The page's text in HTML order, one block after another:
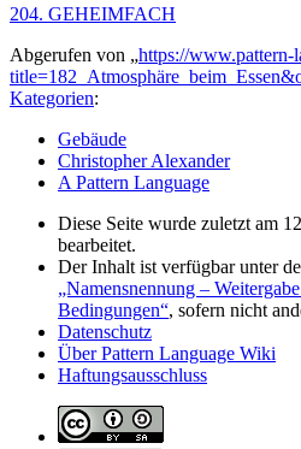
204. GEHEIMFACH
Abgerufen von „https://www.pattern-
Kategorien:
Gebäude
Christopher Alexander
A Pattern Language
Diese Seite wurde zuletzt am
bearbeitet.
Der Inhalt ist verfügbar unter
„Namensnennung –
Bedingungen“, sofern nicht
Datenschutz
Über Pattern Language Wiki
Haftungsausschluss